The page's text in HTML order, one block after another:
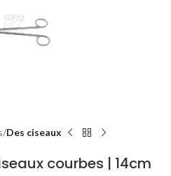
Des ciseaux
courbes | 14cm